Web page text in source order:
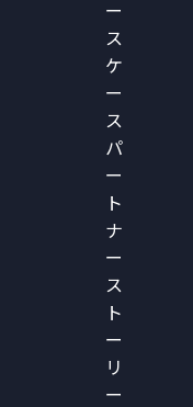
ー
ス
ケ
ー
ス
パ
ー
ト
ナ
ー
ス
ト
ー
リ
ー